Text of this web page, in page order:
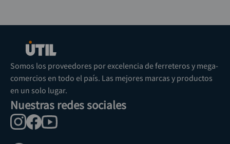
Somos los proveedores por excelencia de ferreteros y mega-
comercios en todo el país. Las mejores marcas y productos
en un solo lugar.
Nuestras redes sociales